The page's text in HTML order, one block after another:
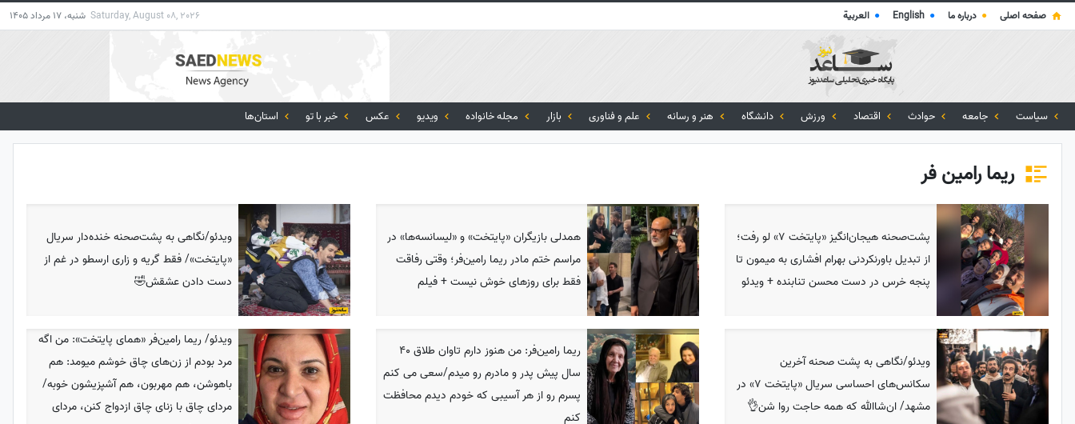
صفحه اصلی ● درباره ما ●
English
● العربية Saturday, August 08, 2026 شنبه، 17 مرداد 1405
سیاست جامعه حوادث اقتصاد ورزش دانشگاه هنر و رسانه علم و فناوری بازار مجله خانواده ویدیو عکس خبر با تو استان‌ها
ریما رامین فر
پشت‌صحنه هیجان‌انگیز «پایتخت 7» لو رفت؛
از تبدیل باورنکردنی بهرام افشاری به میمون تا
پنجه خرس در دست محسن تنابنده + ویدئو
همدلی بازیگران «پایتخت» و «لیسانسه‌ها» در
مراسم ختم مادر ریما رامین‌فر؛ وقتی رفاقت
فقط برای روزهای خوش نیست + فیلم
ویدئو/نگاهی به پشت‌صحنه خنده‌دار سریال
«پایتخت»/ فقط گریه و زاری ارسطو در غم از
دست دادن عشقش🤣
ویدئو/نگاهی به پشت صحنه آخرین
سکانس‌های احساسی سریال «پایتخت 7» در
مشهد/ ان‌شاالله که همه حاجت روا شن👌
ریما رامین‌فر: من هنوز دارم تاوان طلاق 40
سال پیش پدر و مادرم رو میدم/سعی می کنم
پسرم رو از هر آسیبی که خودم دیدم محافظت
کنم
ویدئو/ ریما رامین‌فر «همای پایتخت»: من اگه
مرد بودم از زن‌های چاق خوشم میومد: هم
باهوشن، هم مهربون، هم آشپزیشون خوبه/
مردای چاق با زنای چاق ازدواج کنن، مردای